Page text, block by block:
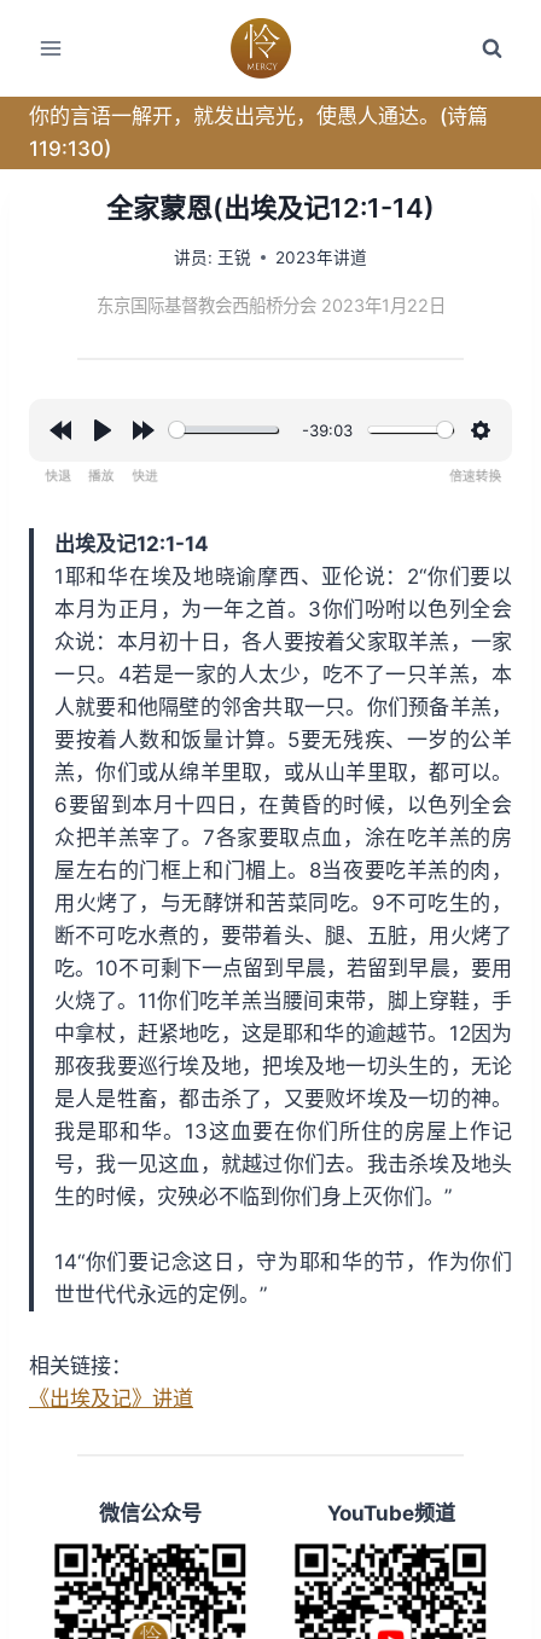
你的言语一解开，就发出亮光，使愚人通达。(诗篇
119:130)
全家蒙恩(出埃及记12:1-14)
讲员: 王锐 2023年讲道
东京国际基督教会西船桥分会 2023年1月22日
i
n
d
5
s
y
w
a
r
d
1
5
s
-39:03
出埃及记12:1-14
1耶和华在埃及地晓谕摩西、亚伦说：2“你们要以
本月为正月，为一年之首。3你们吩咐以色列全会
众说：本月初十日，各人要按着父家取羊羔，一家
一只。4若是一家的人太少，吃不了一只羊羔，本
人就要和他隔壁的邻舍共取一只。你们预备羊羔，
要按着人数和饭量计算。5要无残疾、一岁的公羊
羔，你们或从绵羊里取，或从山羊里取，都可以。
6要留到本月十四日，在黄昏的时候，以色列全会
众把羊羔宰了。7各家要取点血，涂在吃羊羔的房
屋左右的门框上和门楣上。8当夜要吃羊羔的肉，
用火烤了，与无酵饼和苦菜同吃。9不可吃生的，
断不可吃水煮的，要带着头、腿、五脏，用火烤了
吃。10不可剩下一点留到早晨，若留到早晨，要用
火烧了。11你们吃羊羔当腰间束带，脚上穿鞋，手
中拿杖，赶紧地吃，这是耶和华的逾越节。12因为
那夜我要巡行埃及地，把埃及地一切头生的，无论
是人是牲畜，都击杀了，又要败坏埃及一切的神。
我是耶和华。13这血要在你们所住的房屋上作记
号，我一见这血，就越过你们去。我击杀埃及地头
生的时候，灾殃必不临到你们身上灭你们。”
14“你们要记念这日，守为耶和华的节，作为你们
世世代代永远的定例。”
相关链接：
《出埃及记》讲道
微信公众号 YouTube频道